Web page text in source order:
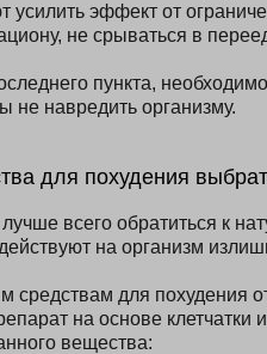
усилить эффект от
не срываться в
пункта,
не навредить организму.
для похудения
лучше всего обратиться к
на организм
средствам для похудения
на основе
вещества: